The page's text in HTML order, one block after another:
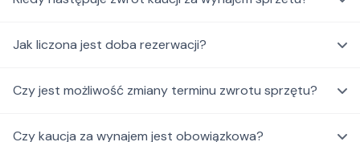
Jak liczona jest doba rezerwacji?
Czy jest możliwość zmiany terminu zwrotu sprzętu?
Czy kaucja za wynajem jest obowiązkowa?